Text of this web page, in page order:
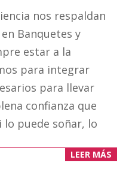
nos respaldan
Banquetes y
estar a la
para integrar
para llevar
confianza que
lo puede soñar, lo
LEER MÁS